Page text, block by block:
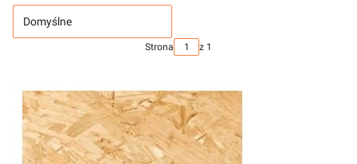
Domyślne
Strona z 1